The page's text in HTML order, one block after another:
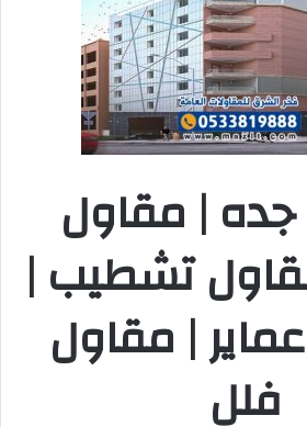
| مقاول
تشطيب |
| مقاول
فلل